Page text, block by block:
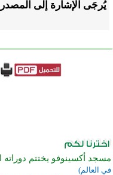
يُرجَى الإشارة إلى المصدر
مسجد أكسينوفو يختتم دوراته
في العالم)